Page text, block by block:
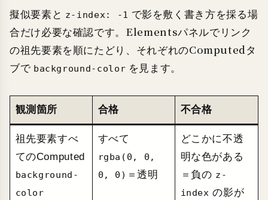
擬似要素と z-index: -1 で影を敷く書き方を採る場
合だけ必要な確認です。Elementsパネルでリンク
の祖先要素を順にたどり、それぞれのComputedタ
ブで background-color を見ます。
観測箇所 合格 不合格
祖先要素すべ
てのComputed
background-
color
すべて
rgba(0, 0,
0, 0) ＝透明
どこかに不透
明な色がある
＝負の z-
index の影が